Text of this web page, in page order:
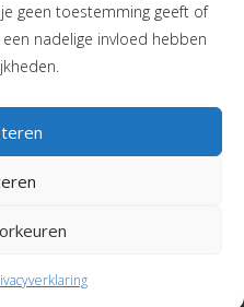
geen toestemming geeft of
nadelige invloed hebben
juni 2026
mail| Vormgeving en realisatie